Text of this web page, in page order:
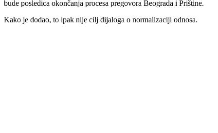
bude posledica okončanja procesa pregovora Beograda i Prištine.
Kako je dodao, to ipak nije cilj dijaloga o normalizaciji odnosa.